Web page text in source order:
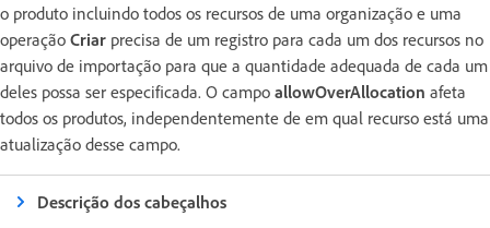
o produto incluindo todos os recursos de uma organização e uma
operação Criar precisa de um registro para cada um dos recursos no
arquivo de importação para que a quantidade adequada de cada um
deles possa ser especificada. O campo allowOverAllocation afeta
todos os produtos, independentemente de em qual recurso está uma
atualização desse campo.
Descrição dos cabeçalhos